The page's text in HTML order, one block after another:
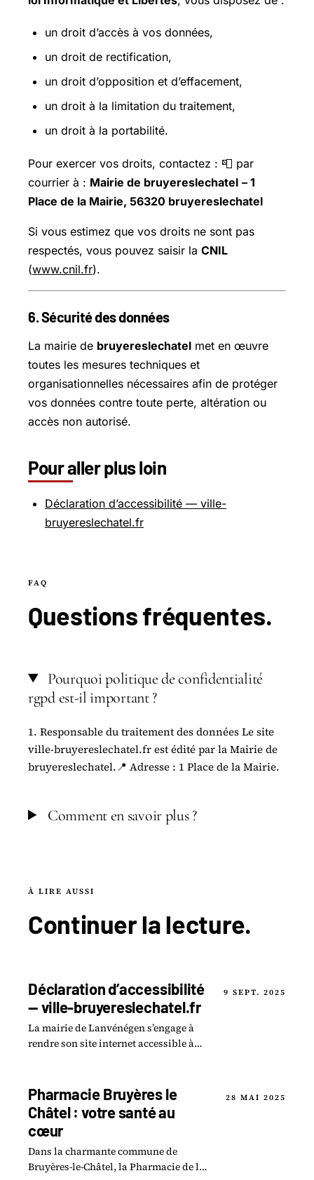
un droit d’accès à vos données,
un droit de rectification,
un droit d’opposition et d’effacement,
un droit à la limitation du traitement,
un droit à la portabilité.
Pour exercer vos droits, contactez : 📮 par
courrier à : Mairie de bruyereslechatel – 1
Place de la Mairie, 56320 bruyereslechatel
Si vous estimez que vos droits ne sont pas
respectés, vous pouvez saisir la CNIL
(www.cnil.fr).
6. Sécurité des données
La mairie de bruyereslechatel met en œuvre
toutes les mesures techniques et
organisationnelles nécessaires afin de protéger
vos données contre toute perte, altération ou
accès non autorisé.
Pour aller plus loin
Déclaration d’accessibilité — ville-
bruyereslechatel.fr
FAQ
Questionsfréquentes.
Pourquoi politique de confidentialité
rgpd est-il important ?
1. Responsable du traitement des données Le site
ville-bruyereslechatel.fr est édité par la Mairie de
bruyereslechatel.📍 Adresse : 1 Place de la Mairie.
Comment en savoir plus ?
À LIRE AUSSI
Continuer lalecture.
Déclaration d’accessibilité
— ville-bruyereslechatel.fr
La mairie de Lanvénégen s’engage à
rendre son site internet accessible à
février.
9 SEPT. 2025
Pharmacie Bruyères le
Châtel : votre santé au
cœur
Dans la charmante commune de
Bruyères-le-Châtel, la Pharmacie de la
28 MAI 2025